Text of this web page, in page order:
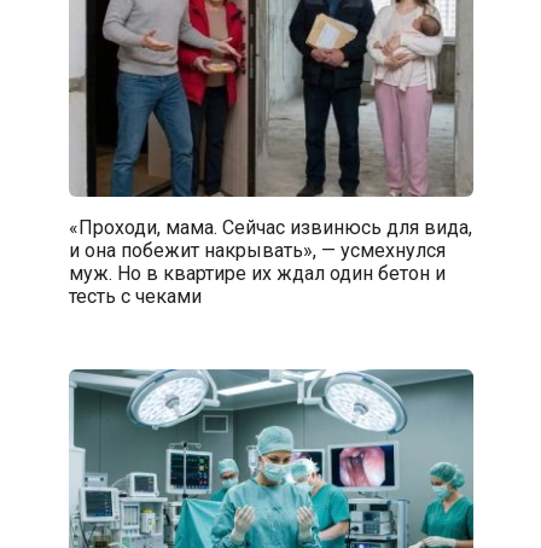
«Проходи, мама. Сейчас извинюсь для вида,
и она побежит накрывать», — усмехнулся
муж. Но в квартире их ждал один бетон и
тесть с чеками